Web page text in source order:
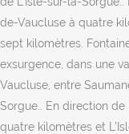
de-Vaucluse à quatre
sept kilomètres.
exsurgence, dans une
Vaucluse, entre
Sorgue.. En direction
quatre kilomètres et